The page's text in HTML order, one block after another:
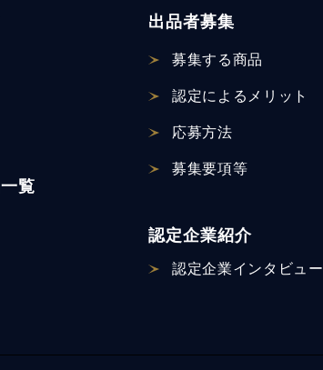
覧
出品者募集
募集する商品
認定による メリット
応募方法
募集要項等
認定企業紹介
認定企業インタビュー